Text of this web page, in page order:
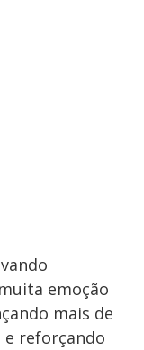
emoção
mais de
reforçando